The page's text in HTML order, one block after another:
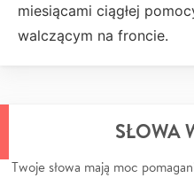
miesiącami ciągłej
walczącym na froncie.
SŁOWA
Twoje słowa mają moc